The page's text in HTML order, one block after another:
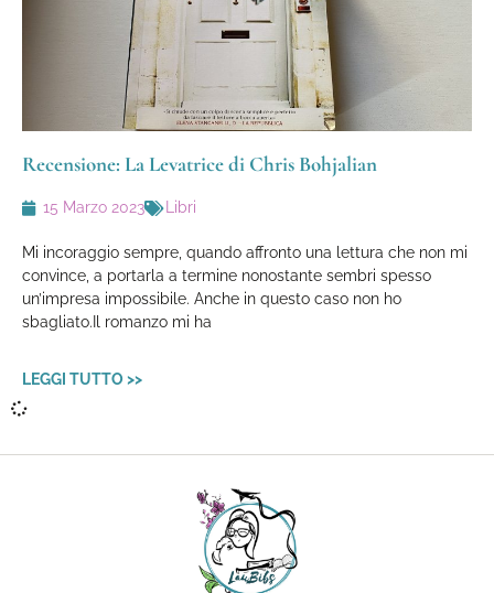
Recensione: La Levatrice di Chris Bohjalian
15 Marzo 2023 Libri
Mi incoraggio sempre, quando affronto una lettura che non mi
convince, a portarla a termine nonostante sembri spesso
un’impresa impossibile. Anche in questo caso non ho
sbagliato.Il romanzo mi ha
LEGGI TUTTO >>